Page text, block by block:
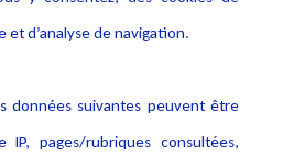
Publications
et d’analyse de navigation.
données suivantes peuvent être
IP, pages/rubriques consultées,